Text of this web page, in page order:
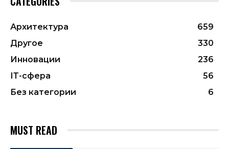
Архитектура
659
Другое
330
Инновации
236
ІТ-сфера
56
Без категории
6
MUST READ